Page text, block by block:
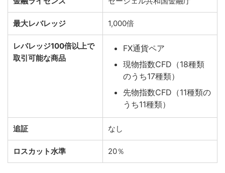
最大レバレッジ 1,000倍
レバレッジ100倍以上で
取引可能な商品
FX通貨ペア
現物指数CFD（18種類
のうち17種類）
先物指数CFD（11種類の
うち11種類）
追証 なし
ロスカット水準 20％